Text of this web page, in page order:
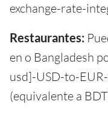
exchange-rate-
Restaurantes:
en o Bangladesh
usd]-USD-to-
(equivalente a